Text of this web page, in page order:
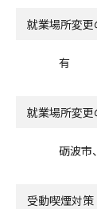
就業場所変
有
就業場所変更
砺波市
受動喫煙対策